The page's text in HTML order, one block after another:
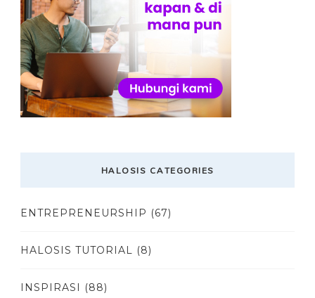
HALOSIS CATEGORIES
ENTREPRENEURSHIP (67)
HALOSIS TUTORIAL (8)
INSPIRASI (88)